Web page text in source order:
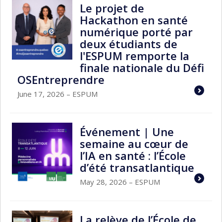
Le projet de
Hackathon en santé
numérique porté par
deux étudiants de
l'ESPUM remporte la
finale nationale du Défi
OSEntreprendre
June 17, 2026 – ESPUM
Événement | Une
semaine au cœur de
l’IA en santé : l’École
d’été transatlantique
May 28, 2026 – ESPUM